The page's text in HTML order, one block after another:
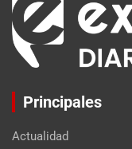
Principales
Actualidad